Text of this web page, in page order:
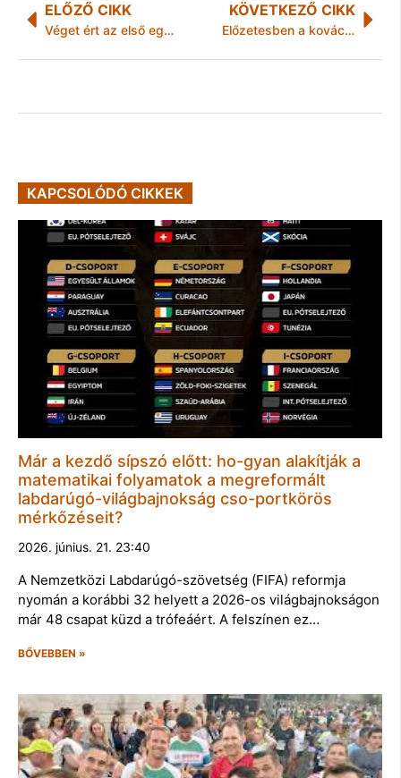
ELŐZŐ CIKK
Véget ért az első egy éve a „Közös Értékeink” magazinműsornak
KÖVETKEZŐ CIKK
Előzetesben a kovácsvágási emberölés gyanúsítottja
KAPCSOLÓDÓ CIKKEK
Már a kezdő sípszó előtt: ho-gyan alakítják a
matematikai folyamatok a megreformált
labdarúgó-világbajnokság cso-portkörös
mérkőzéseit?
2026. június. 21. 23:40
A Nemzetközi Labdarúgó-szövetség (FIFA) reformja
nyomán a korábbi 32 helyett a 2026-os világbajnokságon
már 48 csapat küzd a trófeáért. A felszínen ez…
BŐVEBBEN »